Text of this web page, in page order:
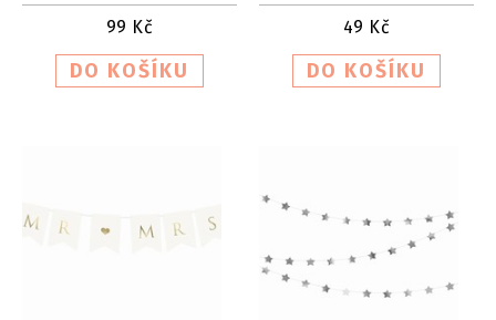
99 Kč 49 Kč